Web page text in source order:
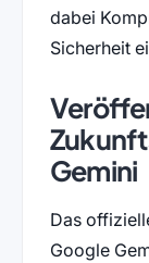
dabei
Sicherheit
Gemini
Das
Google